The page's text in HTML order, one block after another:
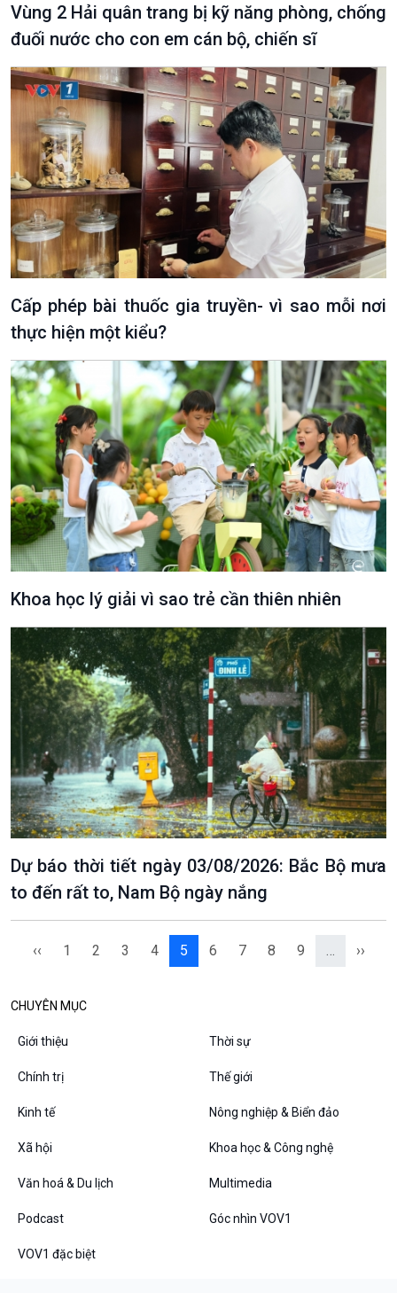
VOV1 đặc biệt
Thanh âm ký sự
Chân dung cuộc sống
Các chương trình đặc biệt
Vùng 2 Hải quân trang bị kỹ năng phòng, chống
đuối nước cho con em cán bộ, chiến sĩ
Cấp phép bài thuốc gia truyền- vì sao mỗi nơi
thực hiện một kiểu?
Khoa học lý giải vì sao trẻ cần thiên nhiên
Dự báo thời tiết ngày 03/08/2026: Bắc Bộ mưa
to đến rất to, Nam Bộ ngày nắng
‹‹ 1 2 3 4 5 6 7 8 9 … ››
CHUYÊN MỤC
Giới thiệu Thời sự
Chính trị Thế giới
Kinh tế Nông nghiệp & Biển đảo
Xã hội Khoa học & Công nghệ
Văn hoá & Du lịch Multimedia
Podcast Góc nhìn VOV1
VOV1 đặc biệt